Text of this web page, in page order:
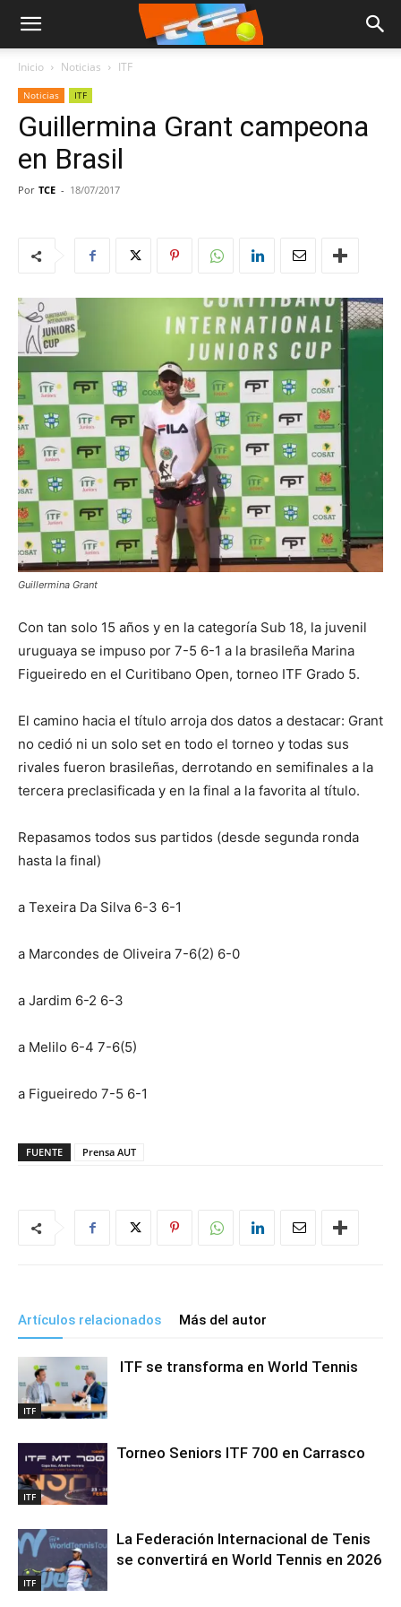
Inicio Noticias ITF
Noticias ITF
Guillermina Grant campeona
en Brasil
Por TCE - 18/07/2017
Guillermina Grant
Con tan solo 15 años y en la categoría Sub 18, la juvenil
uruguaya se impuso por 7-5 6-1 a la brasileña Marina
Figueiredo en el Curitibano Open, torneo ITF Grado 5.
El camino hacia el título arroja dos datos a destacar: Grant
no cedió ni un solo set en todo el torneo y todas sus
rivales fueron brasileñas, derrotando en semifinales a la
tercera preclasificada y en la final a la favorita al título.
Repasamos todos sus partidos (desde segunda ronda
hasta la final)
a Texeira Da Silva 6-3 6-1
a Marcondes de Oliveira 7-6(2) 6-0
a Jardim 6-2 6-3
a Melilo 6-4 7-6(5)
a Figueiredo 7-5 6-1
FUENTE Prensa AUT
Artículos relacionados Más del autor
ITF
ITF se transforma en World Tennis
ITF
Torneo Seniors ITF 700 en Carrasco
ITF
La Federación Internacional de Tenis
se convertirá en World Tennis en 2026